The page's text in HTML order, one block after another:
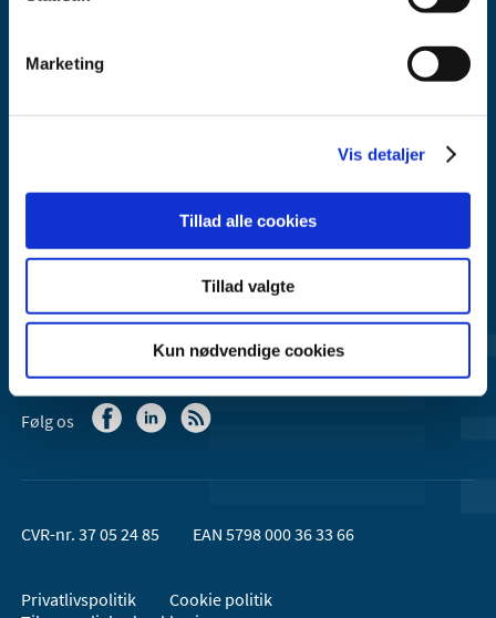
Marketing
Vis detaljer
Tillad alle cookies
Tillad valgte
Kun nødvendige cookies
Lægemiddelstyrelsen
Axel Heides Gade 1
Sundheds- og Kirkeministeriet.
Kontakt Lægemiddelstyrelsen
44 88 95 95 (kl. 9 - 15)
Følg os
CVR-nr. 37 05 24 85 EAN 5798 000 36 33 66
Privatlivspolitik
Cookie politik